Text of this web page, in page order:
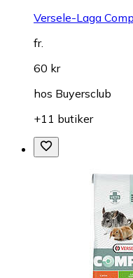
Versele-Laga
fr.
60 kr
hos Buyersclub
+11 butiker